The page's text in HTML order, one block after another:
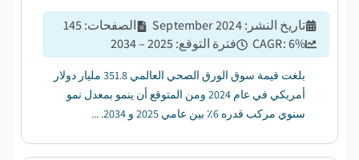
تاريخ النشر :
September 2024 الصفحات:
145
CAGR:6% فترة التوقع:
2025 – 2034
بلغت قيمة سوق الورق الصحي العالمي 351.8 مليار دولار
أمريكي في عام 2024 ومن المتوقع أن ينمو بمعدل نمو
سنوي مركب قدره 6٪ بين عامي 2025 و 2034. ...